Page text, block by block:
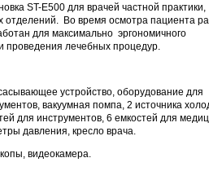
ST-E500 для врачей частной практики,
отделений. Во время осмотра пациента
для максимально эргономичного
проведения лечебных процедур.
устройство, оборудование для
вакуумная помпа, 2 источника
для инструментов, 6 емкостей для
давления, кресло врача.
видеокамера.